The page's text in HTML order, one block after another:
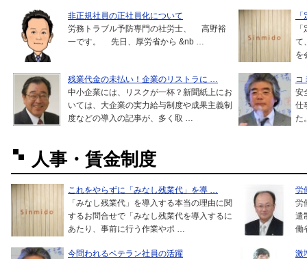
非正規社員の正社員化について
労務トラブル予防専門の社労士、 高野裕
一です。 先日、厚労省から &nb …
て
を
残業代金の未払い！企業のリストラに …
中小企業には、リスクが一杯？新聞紙上にお
いては、大企業の実力給与制度や成果主義制
度などの導入の記事が、多く取 …
コ
安
仕
た
人事・賃金制度
これをやらずに「みなし残業代」を導 …
「みなし残業代」を導入する本当の理由に関
するお問合せで「みなし残業代を導入するに
あたり、事前に行う作業やポ …
労
労
遣
働
今問われるベテラン社員の活躍
激